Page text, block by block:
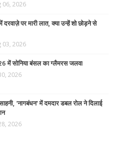
06, 2026
पर मारी लात, क्या उन्हें शो छोड़ने से
03, 2026
में सोनिया बंसल का ग्लैमरस जलवा
2026
'नागबंधन' में दमदार डबल रोल ने दिलाई
2026